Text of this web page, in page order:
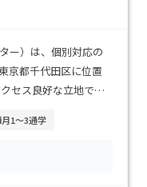
ー）は、個別対応の
京都千代田区に位置
セス良好な立地で
することができます。
どの特別な支援が必
ットホームな環境で個
月1～3通学